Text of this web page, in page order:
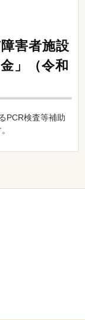
害者施設
」（令和
PCR検査等補助